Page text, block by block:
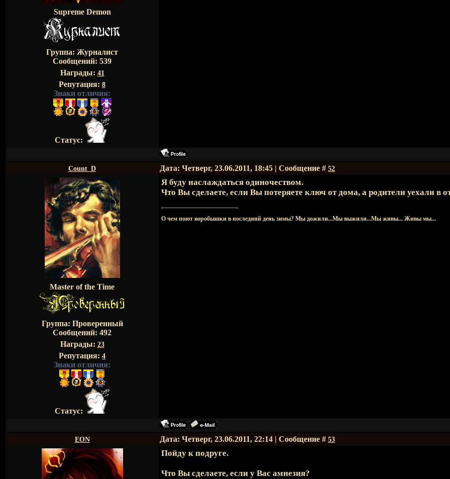
Supreme Demon
Группа: Журналист
Сообщений: 539
Награды: 41
Репутация: 8
Знаки отличия:
Статус:
Count_D Дата: Четверг, 23.06.2011, 18:45 | Сообщение # 52
Master of the Time
Группа: Проверенный
Сообщений: 492
Награды: 23
Репутация: 4
Знаки отличия:
Статус:
Я буду наслаждаться одиночеством.
Что Вы сделаете, если Вы потеряете ключ от дома, а родители уехали в
О чем поют воробышки в последний день зимы? Мы дожили...Мы выжили...Мы живы... Живы мы...
EON Дата: Четверг, 23.06.2011, 22:14 | Сообщение # 53
Пойду к подруге.
Что Вы сделаете, если у Вас амнезия?